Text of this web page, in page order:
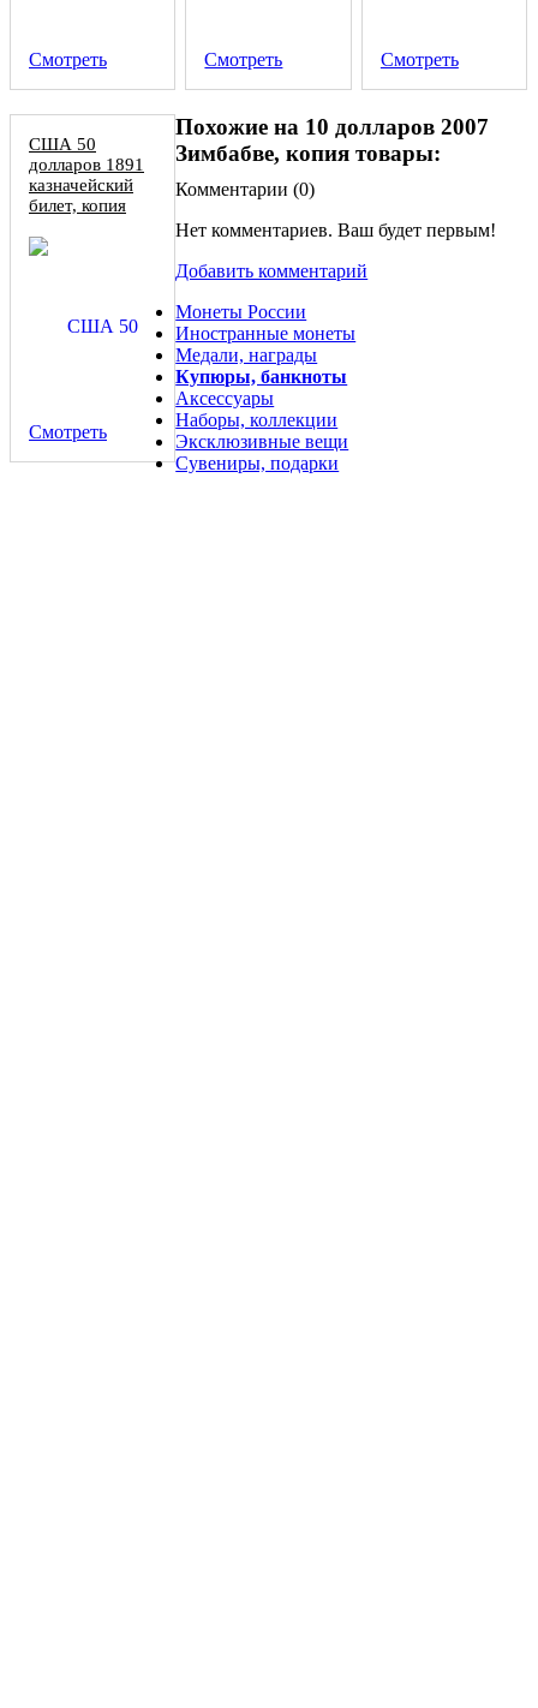
Смотреть Смотреть Смотреть
США 50
долларов 1891
казначейский
билет, копия
Смотреть
Похожие на 10 долларов 2007
Зимбабве, копия товары:
Комментарии (0)
Нет комментариев. Ваш будет первым!
Добавить комментарий
Монеты России
Иностранные монеты
Медали, награды
Купюры, банкноты
Аксессуары
Наборы, коллекции
Эксклюзивные вещи
Сувениры, подарки